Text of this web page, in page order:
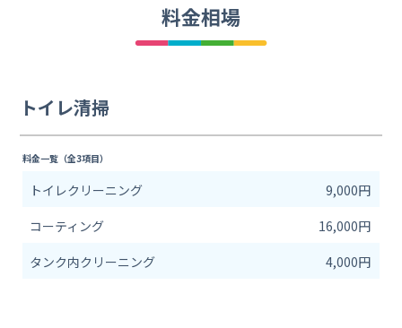
料金相場
トイレ清掃
料金一覧（全3項目）
トイレクリーニング
9,000円
コーティング
16,000円
タンク内クリーニング
4,000円